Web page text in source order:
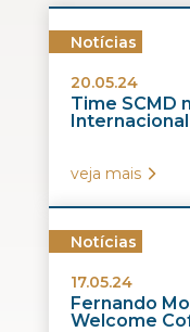
Notícias
20.05.24
Time SCMD
veja mais
Notícias
17.05.24
Fernando
Welcome